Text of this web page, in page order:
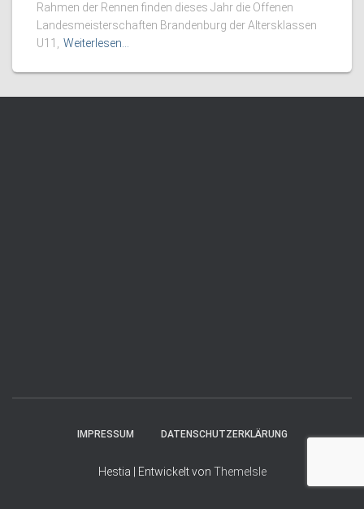
Rahmen der Rennen finden dieses Jahr die Offenen
Landesmeisterschaften Brandenburg der Altersklassen
U11, Weiterlesen…
IMPRESSUM DATENSCHUTZERKLÄRUNG
Hestia | Entwickelt von ThemeIsle